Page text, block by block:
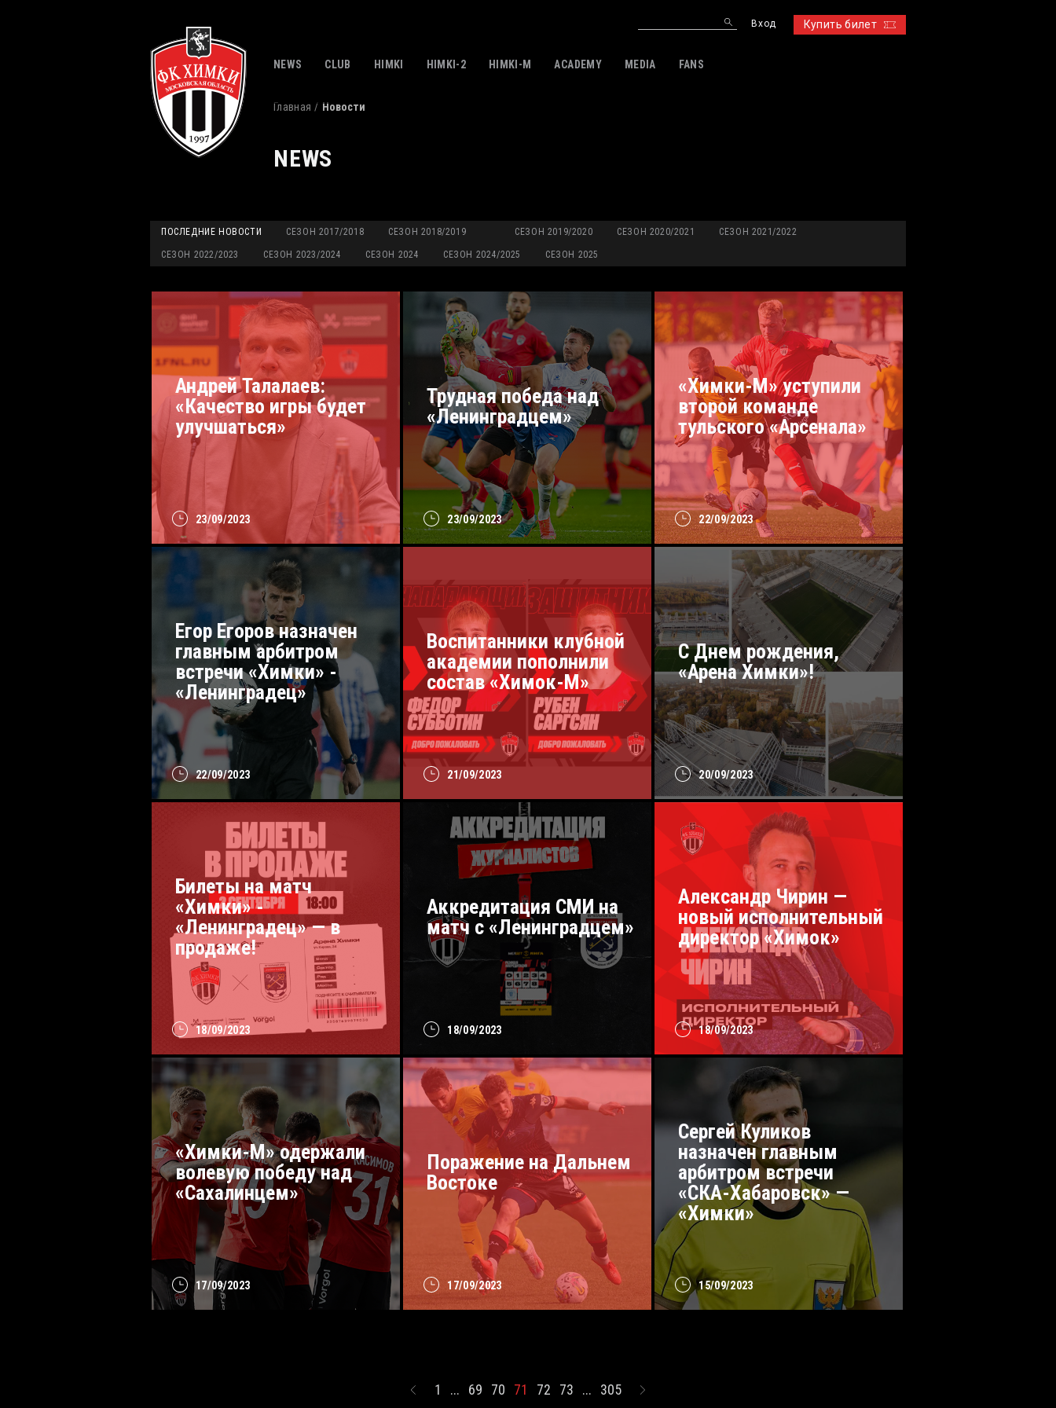
Купить билет
Вход
NEWS CLUB HIMKI HIMKI-2 HIMKI-M ACADEMY MEDIA FANS
Главная Новости
NEWS
ПОСЛЕДНИЕ НОВОСТИ СЕЗОН 2017/2018 СЕЗОН 2018/2019 СЕЗОН 2019/2020 СЕЗОН 2020/2021 СЕЗОН 2021/2022
СЕЗОН 2022/2023 СЕЗОН 2023/2024 СЕЗОН 2024 СЕЗОН 2024/2025 СЕЗОН 2025
23/09/2023
Андрей Талалаев:
«Качество игры будет
улучшаться»
23/09/2023
Трудная победа над
«Ленинградцем»
22/09/2023
«Химки-М» уступили
второй команде
тульского «Арсенала»
22/09/2023
Егор Егоров назначен
главным арбитром
встречи «Химки» -
«Ленинградец»
21/09/2023
Воспитанники клубной
академии пополнили
состав «Химок-М»
20/09/2023
С Днем рождения,
«Арена Химки»!
18/09/2023
Билеты на матч
«Химки» -
«Ленинградец» — в
продаже!
18/09/2023
Аккредитация СМИ на
матч с «Ленинградцем»
18/09/2023
Александр Чирин —
новый исполнительный
директор «Химок»
17/09/2023
«Химки-М» одержали
волевую победу над
«Сахалинцем»
17/09/2023
Поражение на Дальнем
Востоке
15/09/2023
Сергей Куликов
назначен главным
арбитром встречи
«СКА-Хабаровск» —
«Химки»
1 ... 69 70 71 72 73 ... 305